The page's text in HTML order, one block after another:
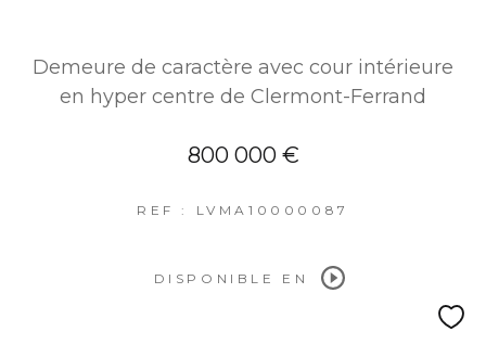
Demeure de caractère avec cour intérieure
en hyper centre de Clermont-Ferrand
800 000 €
REF : LVMA10000087
DISPONIBLE EN